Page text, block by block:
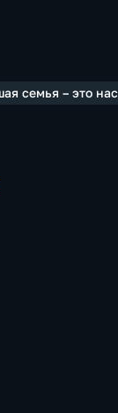
семья – это